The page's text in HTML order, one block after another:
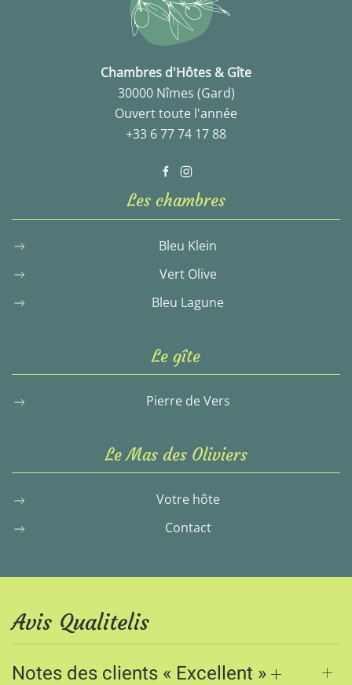
Chambres d'Hôtes & Gîte
30000 Nîmes (Gard)
Ouvert toute l'année
+33 6 77 74 17 88
Les chambres
Bleu Klein
Vert Olive
Bleu Lagune
Le gîte
Pierre de Vers
Le Mas des Oliviers
Votre hôte
Contact
Avis Qualitelis
Notes des clients « Excellent »